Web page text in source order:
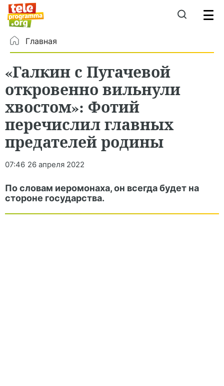
Главная
«Галкин с Пугачевой
откровенно вильнули
хвостом»: Фотий
перечислил главных
предателей родины
07:46 26 апреля 2022
По словам иеромонаха, он всегда будет на
стороне государства.